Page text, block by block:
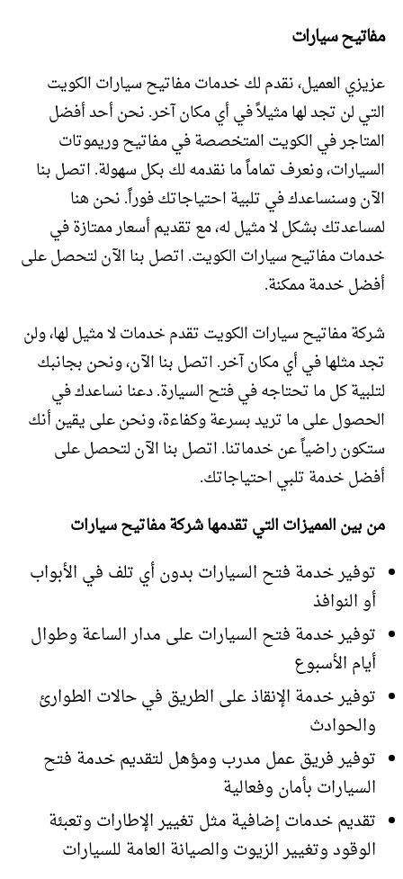
مفاتيح سيارات
عزيزي العميل، نقدم لك خدمات مفاتيح سيارات الكويت
التي لن تجد لها مثيلاً في أي مكان آخر. نحن أحد أفضل
المتاجر في الكويت المتخصصة في مفاتيح وريموتات
السيارات، ونعرف تماماً ما نقدمه لك بكل سهولة. اتصل بنا
الآن وسنساعدك في تلبية احتياجاتك فوراً. نحن هنا
لمساعدتك بشكل لا مثيل له، مع تقديم أسعار ممتازة في
خدمات مفاتيح سيارات الكويت. اتصل بنا الآن لتحصل على
أفضل خدمة ممكنة.
شركة مفاتيح سيارات الكويت تقدم خدمات لا مثيل لها، ولن
تجد مثلها في أي مكان آخر. اتصل بنا الآن، ونحن بجانبك
لتلبية كل ما تحتاجه في فتح السيارة. دعنا نساعدك في
الحصول على ما تريد بسرعة وكفاءة، ونحن على يقين أنك
ستكون راضياً عن خدماتنا. اتصل بنا الآن لتحصل على
أفضل خدمة تلبي احتياجاتك.
من بين المميزات التي تقدمها شركة مفاتيح سيارات
توفير خدمة فتح السيارات بدون أي تلف في الأبواب
أو النوافذ
توفير خدمة فتح السيارات على مدار الساعة وطوال
أيام الأسبوع
توفير خدمة الإنقاذ على الطريق في حالات الطوارئ
والحوادث
توفير فريق عمل مدرب ومؤهل لتقديم خدمة فتح
السيارات بأمان وفعالية
تقديم خدمات إضافية مثل تغيير الإطارات وتعبئة
الوقود وتغيير الزيوت والصيانة العامة للسيارات